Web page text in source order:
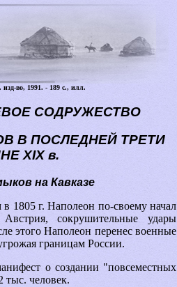
во, 1991. - 189 с., илл.
СОДРУЖЕСТВО
В ПОСЛЕДНЕЙ ТРЕТИ
ХIХ в.
на Кавказе
1805 г. Наполеон по-своему начал
сокрушительные удары
этого Наполеон перенес военные
границам России.
о создании "повсеместных
человек.